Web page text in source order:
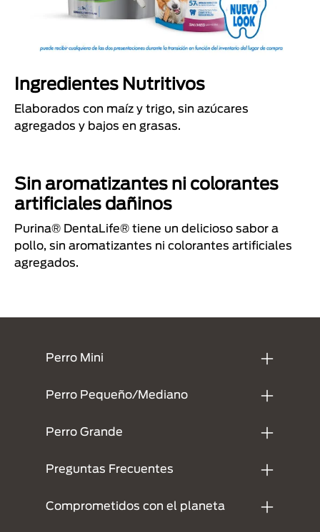
Ingredientes Nutritivos
Elaborados con maíz y trigo, sin azúcares
agregados y bajos en grasas.
Sin aromatizantes ni colorantes
artificiales dañinos
Purina® DentaLife® tiene un delicioso sabor a
pollo, sin aromatizantes ni colorantes artificiales
agregados.
Perro Mini
Perro Pequeño/Mediano
Perro Grande
Preguntas Frecuentes
Comprometidos con el planeta